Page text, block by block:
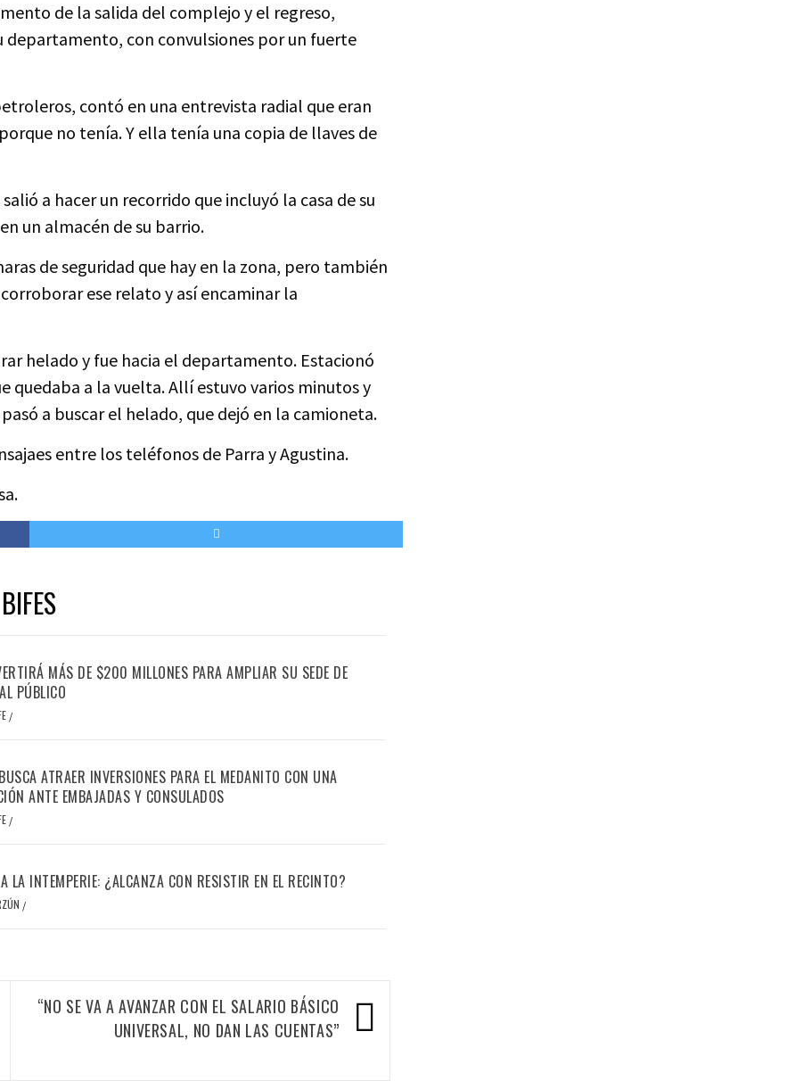
de la salida del complejo y el regreso,
departamento, con convulsiones por un fuerte
contó en una entrevista radial que eran
no tenía. Y ella tenía una copia de llaves de
a hacer un recorrido que incluyó la casa de su
un almacén de su barrio.
de seguridad que hay en la zona, pero también
ese relato y así encaminar la
helado y fue hacia el departamento. Estacionó
quedaba a la vuelta. Allí estuvo varios minutos y
a buscar el helado, que dejó en la camioneta.
entre los teléfonos de Parra y Agustina.
MÁS DE $200 MILLONES PARA AMPLIAR SU SEDE DE
PÚBLICO
/
ATRAER INVERSIONES PARA EL MEDANITO CON UNA
ANTE EMBAJADAS Y CONSULADOS
/
LA INTEMPERIE: ¿ALCANZA CON RESISTIR EN EL RECINTO?
/
“NO SE VA A AVANZAR CON EL SALARIO BÁSICO
UNIVERSAL, NO DAN LAS CUENTAS”